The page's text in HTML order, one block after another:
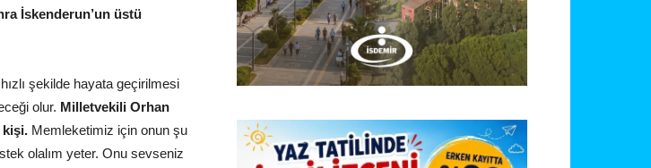
İskenderun’un üstü
şekilde hayata geçirilmesi
olur. Milletvekili Orhan
kişi. Memleketimiz için onun şu
olalım yeter. Onu sevseniz